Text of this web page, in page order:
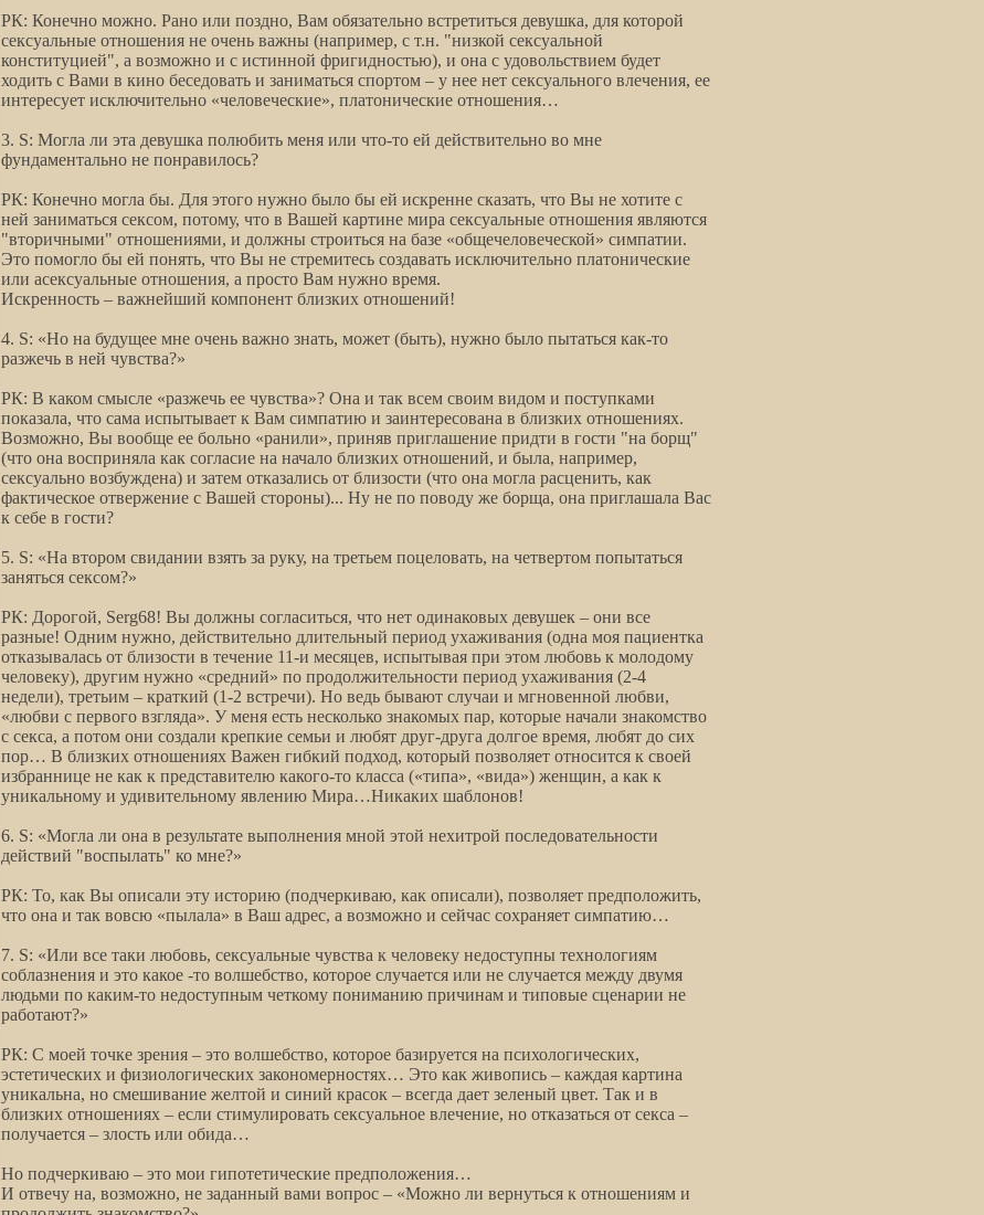
РК: Конечно можно. Рано или поздно, Вам обязательно встретиться девушка, для которой
сексуальные отношения не очень важны (например, с т.н. "низкой сексуальной
конституцией", а возможно и с истинной фригидностью), и она с удовольствием будет
ходить с Вами в кино беседовать и заниматься спортом – у нее нет сексуального влечения, ее
интересует исключительно «человеческие», платонические отношения…
3. S: Могла ли эта девушка полюбить меня или что-то ей действительно во мне
фундаментально не понравилось?
РК: Конечно могла бы. Для этого нужно было бы ей искренне сказать, что Вы не хотите с
ней заниматься сексом, потому, что в Вашей картине мира сексуальные отношения являются
"вторичными" отношениями, и должны строиться на базе «общечеловеческой» симпатии.
Это помогло бы ей понять, что Вы не стремитесь создавать исключительно платонические
или асексуальные отношения, а просто Вам нужно время.
Искренность – важнейший компонент близких отношений!
4. S: «Но на будущее мне очень важно знать, может (быть), нужно было пытаться как-то
разжечь в ней чувства?»
РК: В каком смысле «разжечь ее чувства»? Она и так всем своим видом и поступками
показала, что сама испытывает к Вам симпатию и заинтересована в близких отношениях.
Возможно, Вы вообще ее больно «ранили», приняв приглашение придти в гости "на борщ"
(что она восприняла как согласие на начало близких отношений, и была, например,
сексуально возбуждена) и затем отказались от близости (что она могла расценить, как
фактическое отвержение с Вашей стороны)... Ну не по поводу же борща, она приглашала Вас
к себе в гости?
5. S: «На втором свидании взять за руку, на третьем поцеловать, на четвертом попытаться
заняться сексом?»
РК: Дорогой, Serg68! Вы должны согласиться, что нет одинаковых девушек – они все
разные! Одним нужно, действительно длительный период ухаживания (одна моя пациентка
отказывалась от близости в течение 11-и месяцев, испытывая при этом любовь к молодому
человеку), другим нужно «средний» по продолжительности период ухаживания (2-4
недели), третьим – краткий (1-2 встречи). Но ведь бывают случаи и мгновенной любви,
«любви с первого взгляда». У меня есть несколько знакомых пар, которые начали знакомство
с секса, а потом они создали крепкие семьи и любят друг-друга долгое время, любят до сих
пор… В близких отношениях Важен гибкий подход, который позволяет относится к своей
избраннице не как к представителю какого-то класса («типа», «вида») женщин, а как к
уникальному и удивительному явлению Мира…Никаких шаблонов!
6. S: «Могла ли она в результате выполнения мной этой нехитрой последовательности
действий "воспылать" ко мне?»
РК: То, как Вы описали эту историю (подчеркиваю, как описали), позволяет предположить,
что она и так вовсю «пылала» в Ваш адрес, а возможно и сейчас сохраняет симпатию…
7. S: «Или все таки любовь, сексуальные чувства к человеку недоступны технологиям
соблазнения и это какое -то волшебство, которое случается или не случается между двумя
людьми по каким-то недоступным четкому пониманию причинам и типовые сценарии не
работают?»
РК: С моей точке зрения – это волшебство, которое базируется на психологических,
эстетических и физиологических закономерностях… Это как живопись – каждая картина
уникальна, но смешивание желтой и синий красок – всегда дает зеленый цвет. Так и в
близких отношениях – если стимулировать сексуальное влечение, но отказаться от секса –
получается – злость или обида…
Но подчеркиваю – это мои гипотетические предположения…
И отвечу на, возможно, не заданный вами вопрос – «Можно ли вернуться к отношениям и